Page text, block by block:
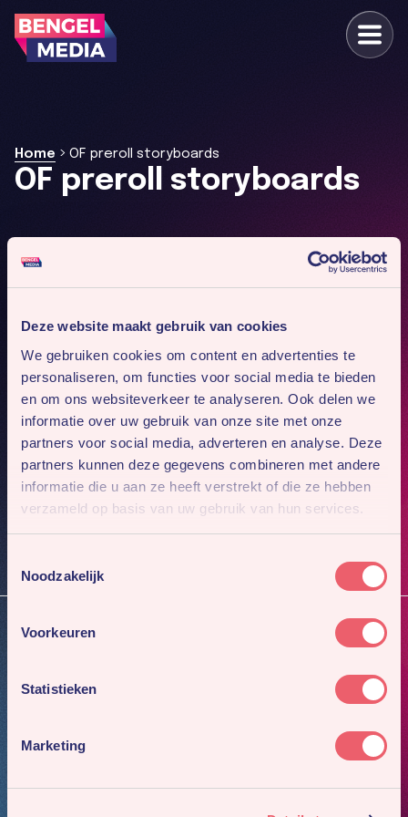
Deze website maakt gebruik van cookies
We gebruiken cookies om content en advertenties te
personaliseren, om functies voor social media te bieden
en om ons websiteverkeer te analyseren. Ook delen we
informatie over uw gebruik van onze site met onze
partners voor social media, adverteren en analyse. Deze
partners kunnen deze gegevens combineren met andere
informatie die u aan ze heeft verstrekt of die ze hebben
verzameld op basis van uw gebruik van hun services.
Noodzakelijk
Voorkeuren
Statistieken
Marketing
Home > OF preroll storyboards
OF preroll storyboards
Mis niks
Meld je aan voor onze nieuwsbrief. Dan sturen we je
4x per jaar ons nieuwste werk en gaafste cases.
Inschrijven
PR
Contact